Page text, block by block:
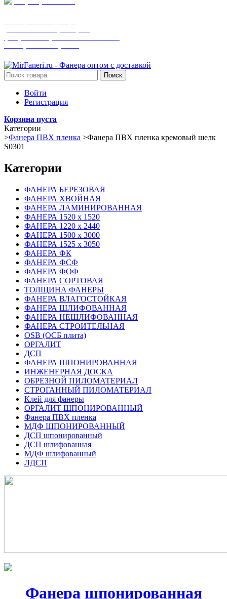
Поиск
Войти
Регистрация
Корзина пуста
Категории
>Фанера ПВХ пленка >Фанера ПВХ пленка кремовый шелк
S0301
Категории
ФАНЕРА БЕРЕЗОВАЯ
ФАНЕРА ХВОЙНАЯ
ФАНЕРА ЛАМИНИРОВАННАЯ
ФАНЕРА 1520 х 1520
ФАНЕРА 1220 х 2440
ФАНЕРА 1500 х 3000
ФАНЕРА 1525 х 3050
ФАНЕРА ФК
ФАНЕРА ФСФ
ФАНЕРА ФОФ
ФАНЕРА СОРТОВАЯ
ТОЛЩИНА ФАНЕРЫ
ФАНЕРА ВЛАГОСТОЙКАЯ
ФАНЕРА ШЛИФОВАННАЯ
ФАНЕРА НЕШЛИФОВАННАЯ
ФАНЕРА СТРОИТЕЛЬНАЯ
OSB (ОСБ плита)
ОРГАЛИТ
ДСП
ФАНЕРА ШПОНИРОВАННАЯ
ИНЖЕНЕРНАЯ ДОСКА
ОБРЕЗНОЙ ПИЛОМАТЕРИАЛ
СТРОГАННЫЙ ПИЛОМАТЕРИАЛ
Клей для фанеры
ОРГАЛИТ ШПОНИРОВАННЫЙ
Фанера ПВХ пленка
МДФ ШПОНИРОВАННЫЙ
ДСП шпонированный
ДСП шлифованная
МДФ шлифованный
ЛДСП
Фанера шпонированная